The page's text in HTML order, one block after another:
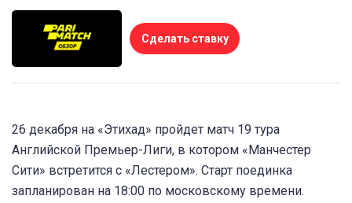
Сделать ставку
26 декабря на «Этихад» пройдет матч 19 тура
Английской Премьер-Лиги, в котором «Манчестер
Сити» встретится с «Лестером». Старт поединка
запланирован на 18:00 по московскому времени.